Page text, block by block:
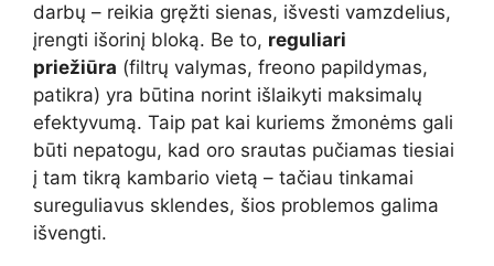
darbų – reikia gręžti sienas, išvesti vamzdelius,
įrengti išorinį bloką. Be to, reguliari
priežiūra (filtrų valymas, freono papildymas,
patikra) yra būtina norint išlaikyti maksimalų
efektyvumą. Taip pat kai kuriems žmonėms gali
būti nepatogu, kad oro srautas pučiamas tiesiai
į tam tikrą kambario vietą – tačiau tinkamai
sureguliavus sklendes, šios problemos galima
išvengti.